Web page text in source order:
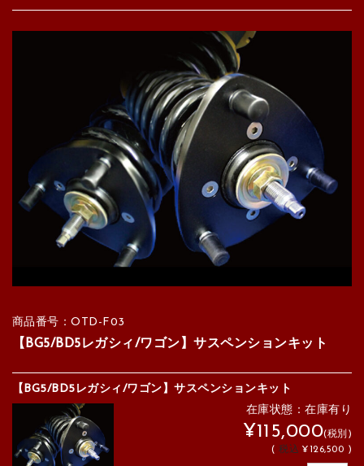
商品番号：OTD-F03
【BG5/BD5レガシィ/ワゴン】サスペンションキット
【BG5/BD5レガシィ/ワゴン】サスペンションキット
在庫状態：在庫有り
¥115,000(税別)
(税込 ¥126,500 )